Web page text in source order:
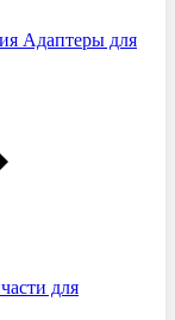
Адаптеры для
для